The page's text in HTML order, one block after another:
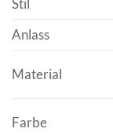
Anlass
Material
Farbe